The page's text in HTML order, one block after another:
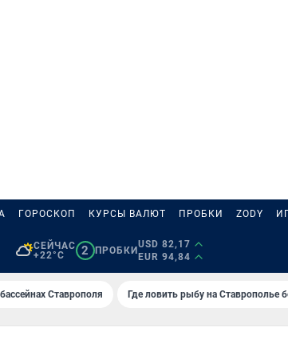
ГОРОСКОП КУРСЫ ВАЛЮТ ПРОБКИ ZODY
СЕЙЧАС
+22°C
2 ПРОБКИ
USD 82,17
EUR 94,84
Ставрополя Где ловить рыбу на Ставрополье